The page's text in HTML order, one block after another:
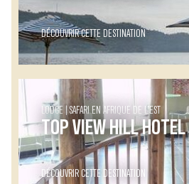
DÉCOUVRIR CETTE DESTINATION
LODGE SAFARI EN AFRIQUE DE L’EST
TOP VIEW HILL HOTEL
DÉCOUVRIR CETTE DESTINATION